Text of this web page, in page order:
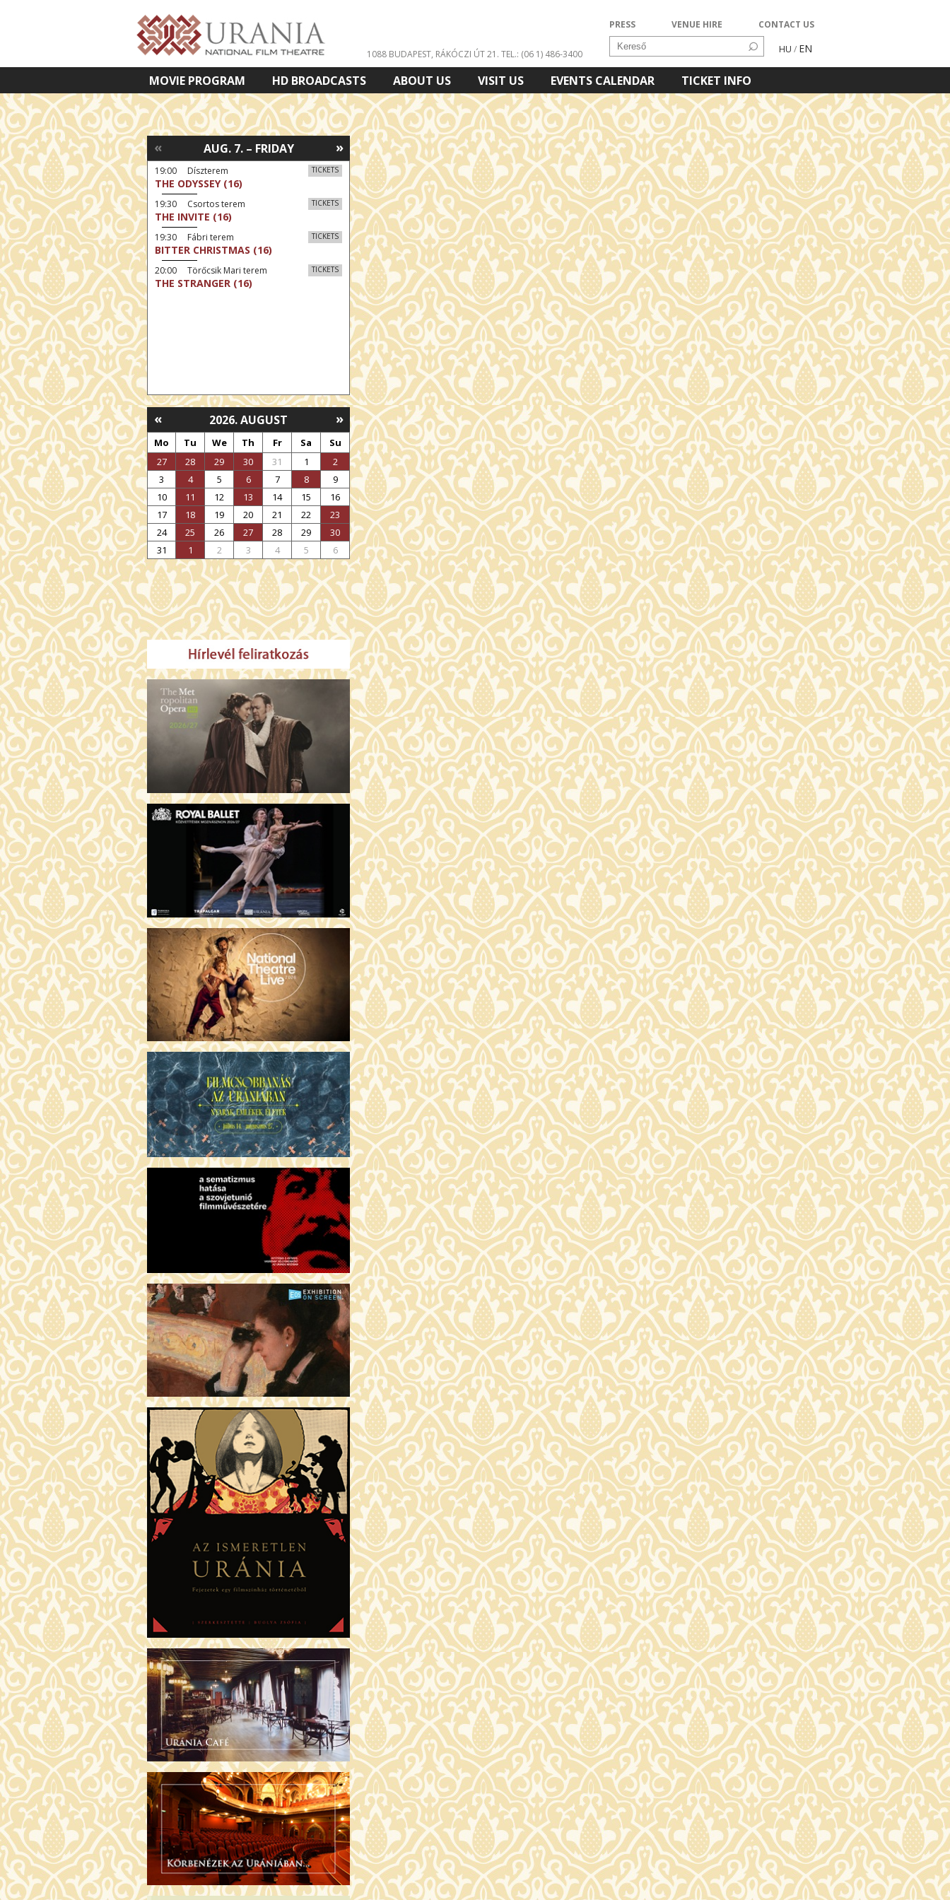
PRESS VENUE HIRE CONTACT US
HU / EN
1088 BUDAPEST, RÁKÓCZI ÚT 21. TEL.: (06 1) 486-3400
MOVIE PROGRAM HD BROADCASTS ABOUT US VISIT US EVENTS CALENDAR
TICKET INFO
VETÍTETT KÉPES ELŐADÁSOK
»
AUG. 7. – FRIDAY
«
TICKETS
19:00 Díszterem
THE ODYSSEY (16)
TICKETS
19:30 Csortos terem
THE INVITE (16)
TICKETS
19:30 Fábri terem
BITTER CHRISTMAS (16)
TICKETS
20:00 Törőcsik Mari terem
THE STRANGER (16)
»
« 2026. AUGUST
Mo Tu We Th Fr Sa
Su
27
28 29 30 31 1
2
3
4 5 6 7 8
9
10
11 12 13 14 15
16
17
18 19 20 21 22
23
24
25 26 27 28 29
30
31
1 2 3 4 5 6